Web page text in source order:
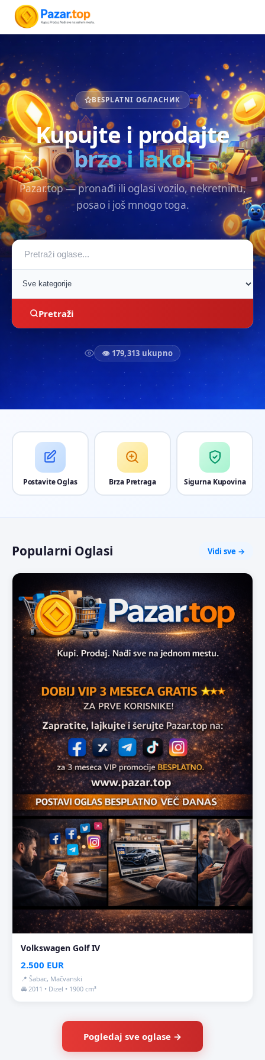
BESPLATNI OGЛАСНИК
Kupujte i prodajte
brzo i lako!
Pazar.top — pronađi ili oglasi vozilo, nekretninu,
posao i još mnogo toga.
Pretraži
👁 179,313 ukupno
Postavite Oglas Brza Pretraga Sigurna Kupovina
Popularni Oglasi Vidi sve →
Volkswagen Golf IV
2.500 EUR
📍 Šabac, Mačvanski
🚘 2011 • Dizel • 1900 cm³
Pogledaj sve oglase →